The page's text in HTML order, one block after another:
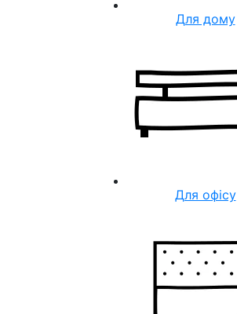
Для дому
Для офісу